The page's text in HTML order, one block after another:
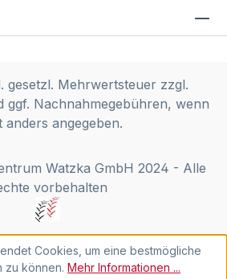
gesetzl. Mehrwertsteuer zzgl.
ggf. Nachnahmegebühren, wenn
anders angegeben.
Watzka GmbH 2024 - Alle
vorbehalten
Cookies, um eine bestmögliche
zu können. Mehr Informationen ...